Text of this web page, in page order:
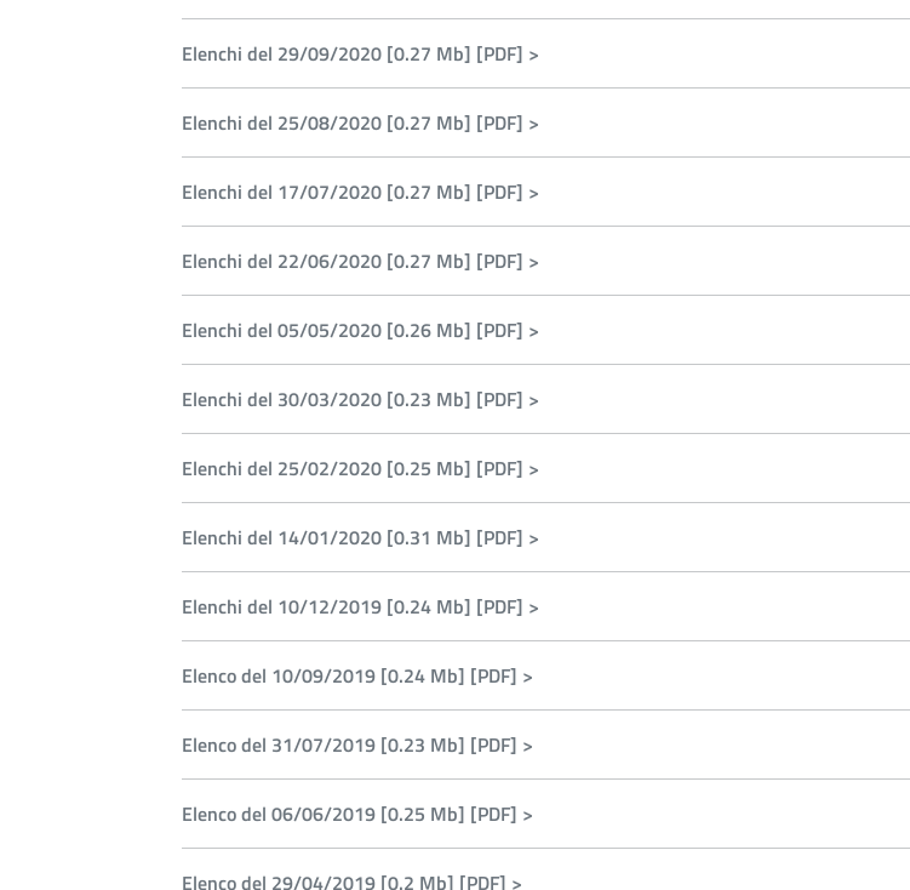
Elenchi del 29/09/2020 [0.27 Mb] [PDF] >
Elenchi del 25/08/2020 [0.27 Mb] [PDF] >
Elenchi del 17/07/2020 [0.27 Mb] [PDF] >
Elenchi del 22/06/2020 [0.27 Mb] [PDF] >
Elenchi del 05/05/2020 [0.26 Mb] [PDF] >
Elenchi del 30/03/2020 [0.23 Mb] [PDF] >
Elenchi del 25/02/2020 [0.25 Mb] [PDF] >
Elenchi del 14/01/2020 [0.31 Mb] [PDF] >
Elenchi del 10/12/2019 [0.24 Mb] [PDF] >
Elenco del 10/09/2019 [0.24 Mb] [PDF] >
Elenco del 31/07/2019 [0.23 Mb] [PDF] >
Elenco del 06/06/2019 [0.25 Mb] [PDF] >
Elenco del 29/04/2019 [0.2 Mb] [PDF] >